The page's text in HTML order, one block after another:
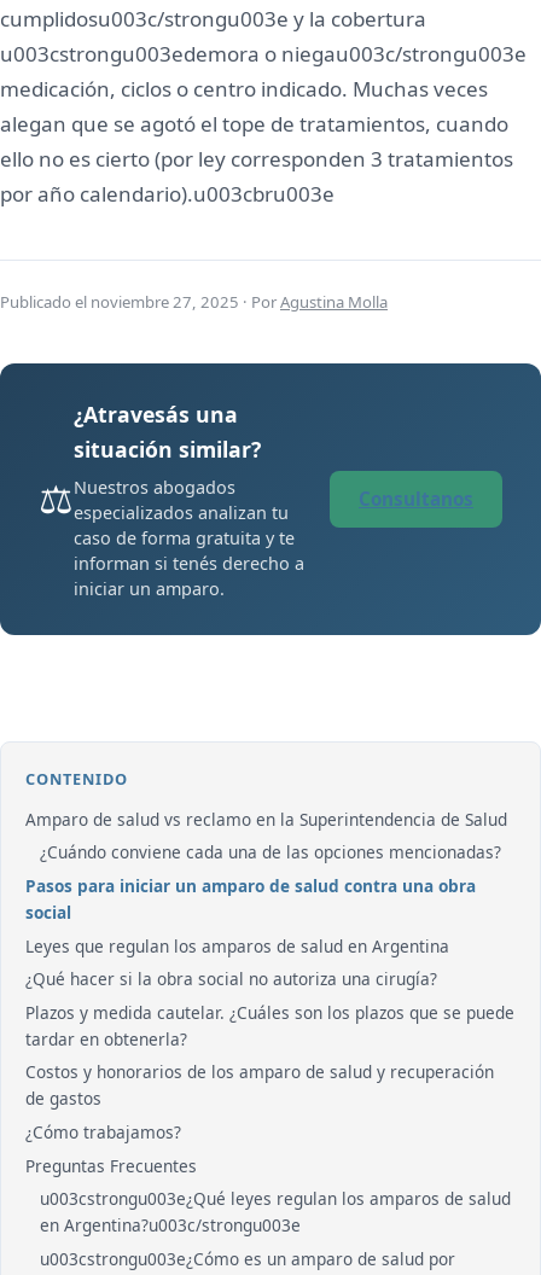
cumplidosu003c/strongu003e y la cobertura
u003cstrongu003edemora o niegau003c/strongu003e
medicación, ciclos o centro indicado. Muchas veces
alegan que se agotó el tope de tratamientos, cuando
ello no es cierto (por ley corresponden 3 tratamientos
por año calendario).u003cbru003e
Publicado el noviembre 27, 2025 · PorAgustina Molla
⚖️
¿Atravesás una
situación similar?
Nuestros abogados
especializados analizan tu
caso de forma gratuita y te
informan si tenés derecho a
iniciar un amparo.
Consultanos
CONTENIDO
Amparo de salud vs reclamo en la Superintendencia de Salud
¿Cuándo conviene cada una de las opciones mencionadas?
Pasos para iniciar un amparo de salud contra una obra
social
Leyes que regulan los amparos de salud en Argentina
¿Qué hacer si la obra social no autoriza una cirugía?
Plazos y medida cautelar. ¿Cuáles son los plazos que se puede
tardar en obtenerla?
Costos y honorarios de los amparo de salud y recuperación
de gastos
¿Cómo trabajamos?
Preguntas Frecuentes
u003cstrongu003e¿Qué leyes regulan los amparos de salud
en Argentina?u003c/strongu003e
u003cstrongu003e¿Cómo es un amparo de salud por